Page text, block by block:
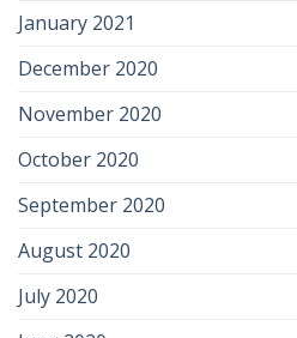
January 2021
December 2020
November 2020
October 2020
September 2020
August 2020
July 2020